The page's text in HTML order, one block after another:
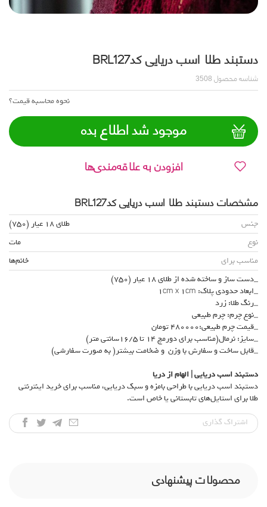
دستبند طلا اسب دریایی کدBRL127
شناسه محصول
نحوه محاسبه قیمت؟
موجود شد اطلاع بده
افزودن به علاقه‌مندی‌ها
مشخصات دستبند طلا اسب دریایی کدBRL127
جنس
طلای 18 عیار (750)
نوع
مات
مناسب برای
خانم‌ها
_دست ساز و ساخته شده از طلای 18 عیار (750)
_ابعاد حدودی پلاک: 1cm x 1cm
_رنگ طلا: زرد
_نوع چرم: چرم طبیعی
_قیمت چرم طبیعی:480000 تومان
_سایز: نرمال(مناسب برای دورمچ 14 تا 16/5سانتی متر)
_قابل ساخت و سفارش با وزن و ضخامت بیشتر( به صورت سفارشی)
دستبند اسب دریایی | الهام از دریا
دستبند اسب دریایی با طراحی بامزه و سبک دریایی، مناسب برای خرید اینترنتی
طلا برای استایل‌های تابستانی یا خاص است.
اشتراک‌ گذاری
محصولات پیشنهادی